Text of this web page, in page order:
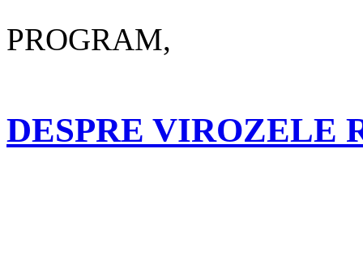
PROGRAM,
DESPRE VIROZELE